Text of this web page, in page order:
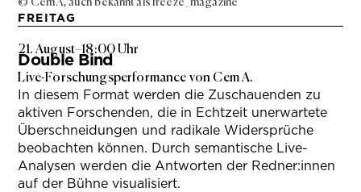
FREITAG
21. August–18:00 Uhr
Double Bind
Live-Forschungsperformance von Cem A.
In diesem Format werden die Zuschauenden zu
aktiven Forschenden, die in Echtzeit unerwartete
Überschneidungen und radikale Widersprüche
beobachten können. Durch semantische Live-
Analysen werden die Antworten der Redner:innen
auf der Bühne visualisiert.